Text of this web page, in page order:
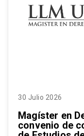
30 Julio 2026
Magíster en
convenio de